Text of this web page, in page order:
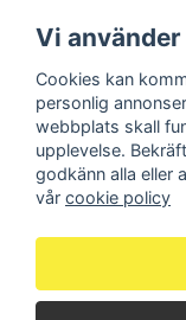
Bli
email
Bli
av våra
Vi
Cookies kan
personlig
webbplats skall
upplevelse.
godkänn alla eller
vår cookie policy